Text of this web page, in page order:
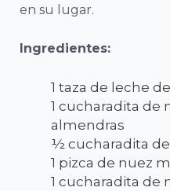
en su lugar.
Ingredientes:
1 taza de leche
1 cucharadita de
almendras
½ cucharadita
1 pizca de nuez
1 cucharadita de